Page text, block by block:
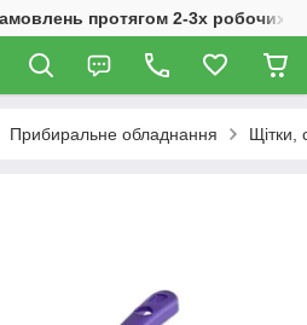
протягом 2-3х робочих
Прибиральне обладнання Щітки,